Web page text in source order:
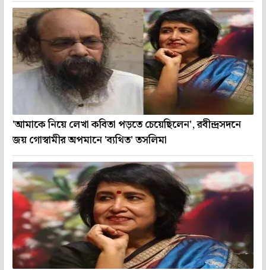
'আমাকে নিয়ে লেখা কবিতা পড়তে চেয়েছিলেন', রবীন্দ্রসদনে
জয় গোস্বামীর অপমানে 'ব্যথিত' তসলিমা